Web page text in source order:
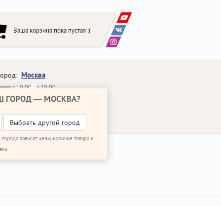
Ваша корзина пока пустая :(
Москва
ГОРОД — МОСКВА?
Выбрать другой город
зависят цены, наличие товара и
с 10:00 до 20:00
648-64-30
МНЕ